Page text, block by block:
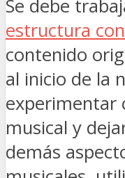
Se debe
estructura
contenido
al inicio de la
experimentar
musical y
demás